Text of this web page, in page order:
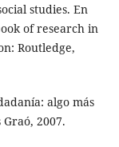
studies. En
of research in
Routledge,
algo más
2007.